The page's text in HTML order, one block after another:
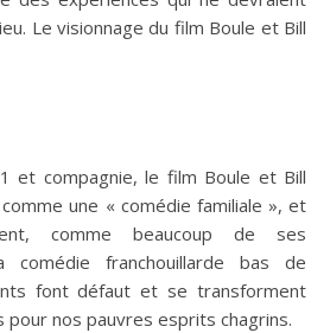
Le visionnage du film Boule et Bill
et compagnie, le film Boule et Bill
une « comédie familiale », et
comme beaucoup de ses
comédie franchouillarde bas de
font défaut et se transforment
pour nos pauvres esprits chagrins.